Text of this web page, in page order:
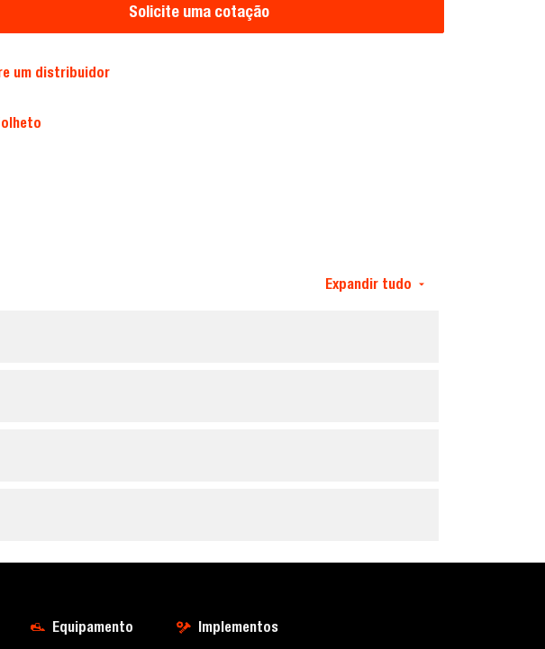
Solicite uma cotação
um distribuidor
Expandir tudo
Equipamento Implementos